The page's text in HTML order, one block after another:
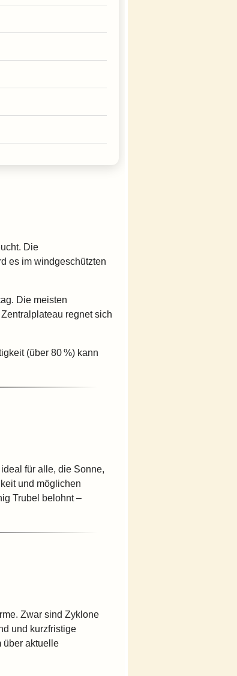
Die
es im windgeschützten
Die meisten
regnet sich
(über 80 %) kann
für alle, die Sonne,
und möglichen
Trubel belohnt –
Zwar sind Zyklone
und kurzfristige
über aktuelle